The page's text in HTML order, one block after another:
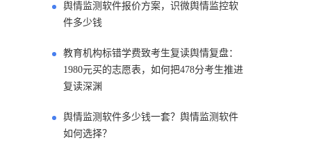
舆情监测软件报价方案，识微舆情监控软
件多少钱
教育机构标错学费致考生复读舆情复盘：
1980元买的志愿表，如何把478分考生推进
复读深渊
舆情监测软件多少钱一套？舆情监测软件
如何选择？